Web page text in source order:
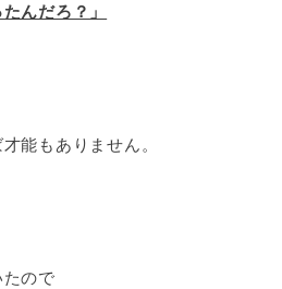
んだろ？」
能もありません。
ので